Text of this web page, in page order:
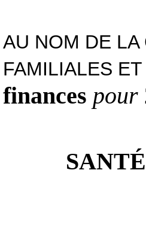
AU NOM DE LA
FAMILIALES
finances pour